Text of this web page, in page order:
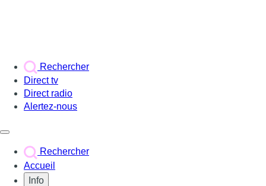
Rechercher
Direct tv
Direct radio
Alertez-nous
Rechercher
Accueil
Info